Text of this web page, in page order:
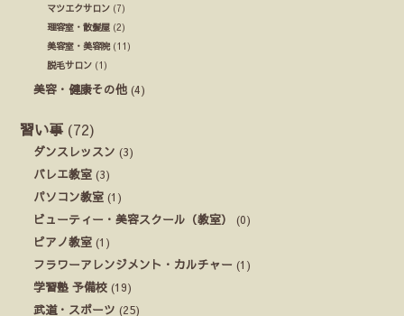
マツエクサロン (7)
理容室・散髪屋 (2)
美容室・美容院(11)
脱毛サロン (1)
美容・健康その他 (4)
習い事 (72)
ダンスレッスン (3)
バレエ教室 (3)
パソコン教室 (1)
ビューティー・美容スクール（教室）
(0)
ピアノ教室 (1)
フラワーアレンジメント・カルチャー (1)
学習塾 予備校 (19)
武道・スポーツ (25)